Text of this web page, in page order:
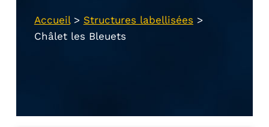
Accueil> Structures labellisées >
Châlet les Bleuets